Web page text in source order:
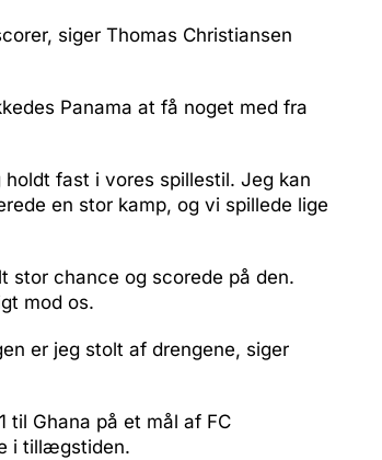
siger Thomas Christiansen
Panama at få noget med fra
fast i vores spillestil. Jeg kan
en stor kamp, og vi spillede lige
stor chance og scorede på den.
mod os.
er jeg stolt af drengene, siger
til Ghana på et mål af FC
i tillægstiden.